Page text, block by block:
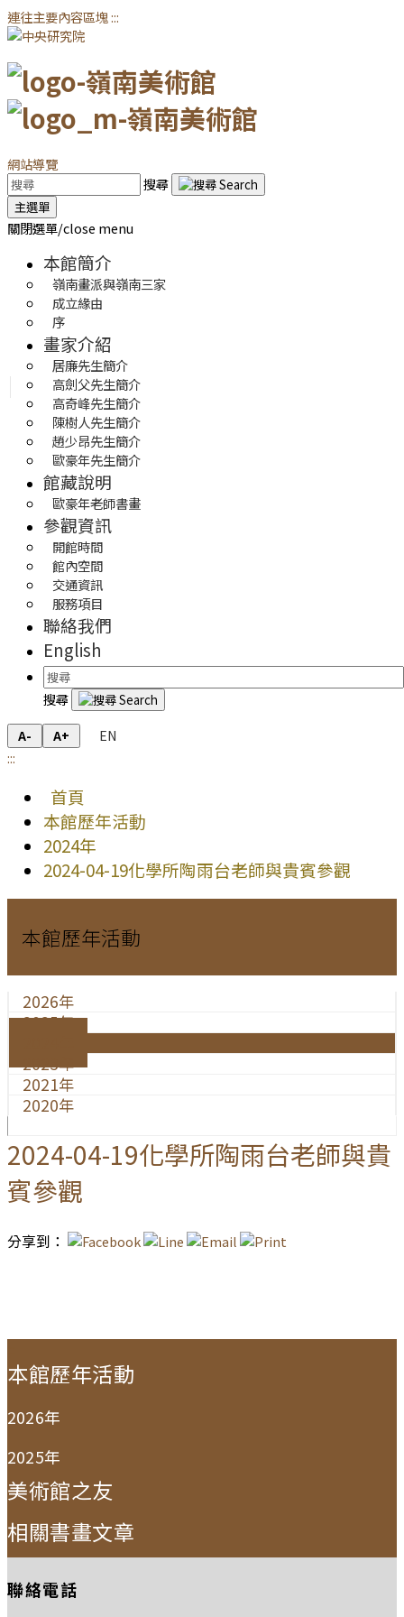
連往主要內容區塊:::
網站導覽
搜尋
主選單
關閉選單/close menu
本館簡介
嶺南畫派與嶺南三家
成立緣由
序
畫家介紹
居廉先生簡介
高劍父先生簡介
高奇峰先生簡介
陳樹人先生簡介
趙少昂先生簡介
歐豪年先生簡介
館藏說明
歐豪年老師書畫
參觀資訊
開館時間
館內空間
交通資訊
服務項目
聯絡我們
English
搜尋
A- A+
EN
:::
首頁
本館歷年活動
2024年
2024-04-19化學所陶雨台老師與貴賓參觀
本館歷年活動
2026年
2025年
2023年
2021年
2020年
2024-04-19化學所陶雨台老師與貴
賓參觀
分享到：
本館歷年活動
2026年
2025年
美術館之友
相關書畫文章
聯絡電話